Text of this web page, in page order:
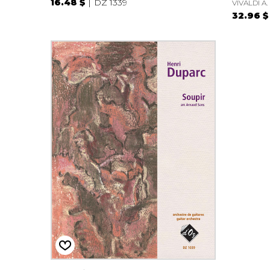
16.48 $ DZ 1339 VIVALDI A.
32.96 $